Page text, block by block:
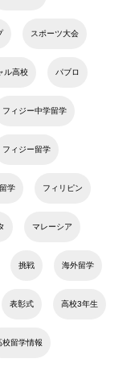
スポーツ大会
ル高校 パブロ
フィジー中学留学
フィジー留学
学 フィリピン
マレーシア
挑戦 海外留学
表彰式 高校3年生
校留学情報